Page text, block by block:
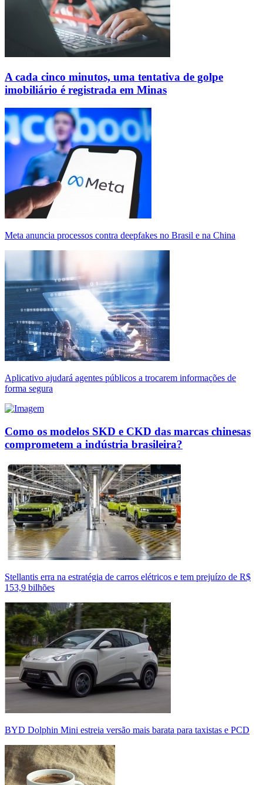
A cada cinco minutos, uma tentativa de golpe
imobiliário é registrada em Minas
Meta anuncia processos contra deepfakes no Brasil e na China
Aplicativo ajudará agentes públicos a trocarem informações de
forma segura
Como os modelos SKD e CKD das marcas chinesas
comprometem a indústria brasileira?
Stellantis erra na estratégia de carros elétricos e tem prejuízo de R$
153,9 bilhões
BYD Dolphin Mini estreia versão mais barata para taxistas e PCD